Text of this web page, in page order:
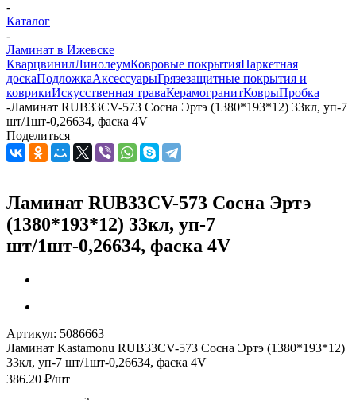
-
Каталог
-
Ламинат в Ижевске
КварцвинилЛинолеумКовровые покрытияПаркетная
доскаПодложкаАксессуарыГрязезащитные покрытия и
коврикиИскусственная траваКерамогранитКоврыПробка
-Ламинат RUB33CV-573 Сосна Эртэ (1380*193*12) 33кл, уп-7
шт/1шт-0,26634, фаска 4V
Поделиться
Ламинат RUB33CV-573 Сосна Эртэ
(1380*193*12) 33кл, уп-7
шт/1шт-0,26634, фаска 4V
Артикул: 5086663
Ламинат Kastamonu RUB33CV-573 Сосна Эртэ (1380*193*12)
33кл, уп-7 шт/1шт-0,26634, фаска 4V
386.20 ₽/шт